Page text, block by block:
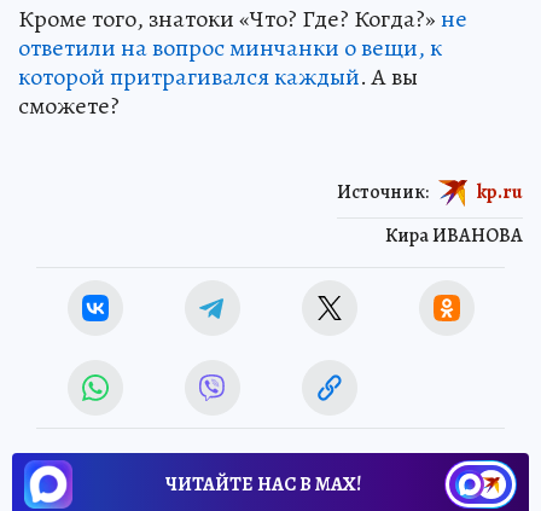
Кроме того, знатоки «Что? Где? Когда?»не
ответили на вопрос минчанки о вещи, к
которой притрагивался каждый. А вы
сможете?
Кира ИВАНОВА
Источник: kp.ru
ЧИТАЙТЕ НАС В МАХ!